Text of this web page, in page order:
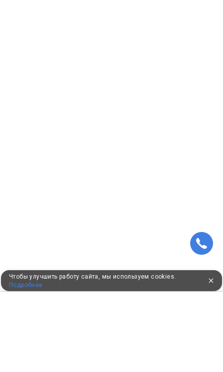
Чтобы улучшить работу сайта, мы используем cookies.
Подробнее